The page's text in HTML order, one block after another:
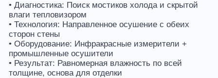
• Диагностика: Поиск мостиков холода и скрытой
влаги тепловизором
• Технология: Направленное осушение с обеих
сторон стены
• Оборудование: Инфракрасные измерители +
промышленные осушители
• Результат: Равномерная влажность по всей
толщине, основа для отделки